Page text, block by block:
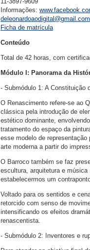
Informações:
deleonardoaodigital@gmail.com
Ficha de matrícula
Conteúdo
Total de 42 horas, com
Módulo I: Panorama da
- Submódulo 1: A Constituição
O Renascimento refere-se ao
clássica pela introdução de
estético dominante,
tratamento do espaço da
esse modelo de
arte moderna a partir do
O Barroco também se faz
escultura, arquitetura e
estabelecermos um
Voltado para os sentidos e
retorcido com senso de
intensificando os efeitos
renascentista.
- Submódulo 2: Inventores e